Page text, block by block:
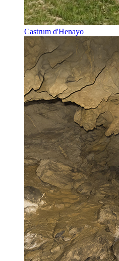
Castrum d'Henayo